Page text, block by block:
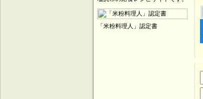
「米粉料理人」認定書